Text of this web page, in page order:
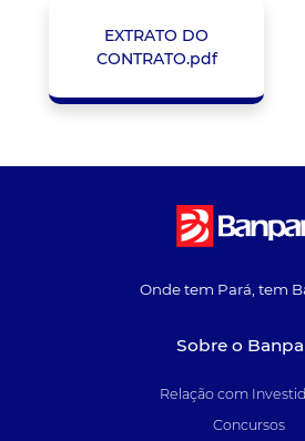
EXTRATO DO
CONTRATO.pdf
Onde tem Pará, tem
Sobre o
Relação com
Concursos